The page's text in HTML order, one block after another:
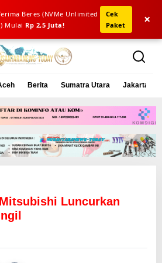
Beres (NVMe Unlimited
Mulai Rp 2,5 Juta!
Cek
Paket
×
Berita Sumatra Utara Jakarta
Luncurkan